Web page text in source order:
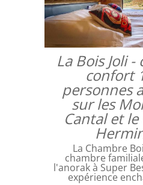
La Bois Joli
confort
personnes
sur les
Cantal et le
La Chambre
chambre
l'anorak à Super
expérience